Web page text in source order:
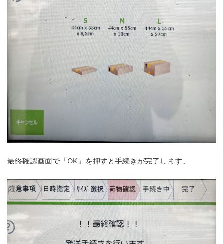
最終確認画面で「OK」を押すと手続きが完了します。